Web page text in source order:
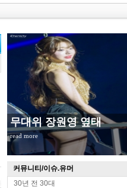
무대위 장원영 옆태
read more
커뮤니티/이슈.유머
30년 전 30대